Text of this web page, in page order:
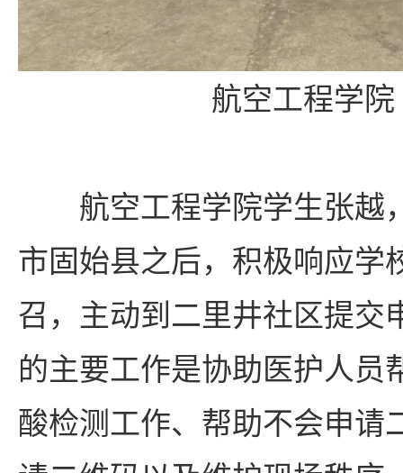
航空工程学
航空工程学院学生张越
市固始县之后，积极响应学
召，主动到二里井社区提交
的主要工作是协助医护人员
酸检测工作、帮助不会申请